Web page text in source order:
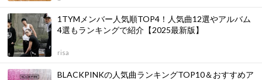
1TYMメンバー人気順TOP4！人気曲12選やアルバム
4選もランキングで紹介【2025最新版】
risa
BLACKPINKの人気曲ランキングTOP10＆おすすめア